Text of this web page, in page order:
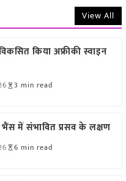
View All
किया अफ्रीकी स्वाइन
3 min read
भैंस में संभावित प्रसव के लक्षण
6 min read